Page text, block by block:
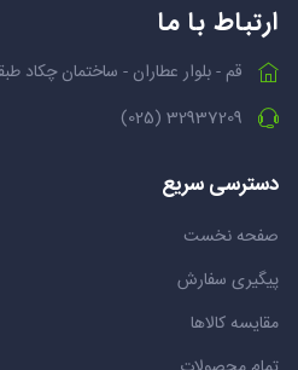
ارتباط با ما
قم - بلوار عطاران - ساختمان چکاد طبقه ۲ واحد ۷ - شرکت نوپرداز}
32937209 (025)
دسترسی سریع
صفحه نخست
پیگیری سفارش
مقایسه کالاها